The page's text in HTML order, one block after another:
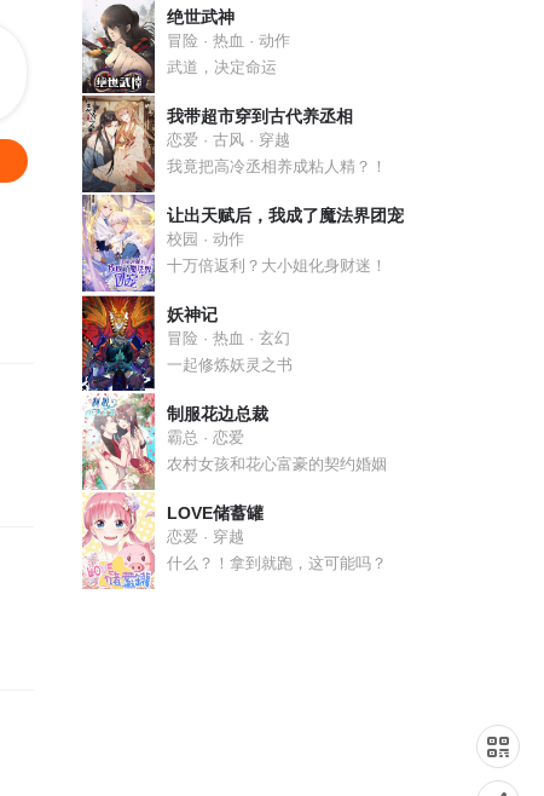
绝世武神
冒险 · 热血 · 动作
武道，决定命运
我带超市穿到古代养丞相
恋爱 · 古风 · 穿越
我竟把高冷丞相养成粘人精？！
让出天赋后，我成了魔法界团宠
校园 · 动作
十万倍返利？大小姐化身财迷！
妖神记
冒险 · 热血 · 玄幻
一起修炼妖灵之书
制服花边总裁
霸总 · 恋爱
农村女孩和花心富豪的契约婚姻
LOVE储蓄罐
恋爱 · 穿越
什么？！拿到就跑，这可能吗？